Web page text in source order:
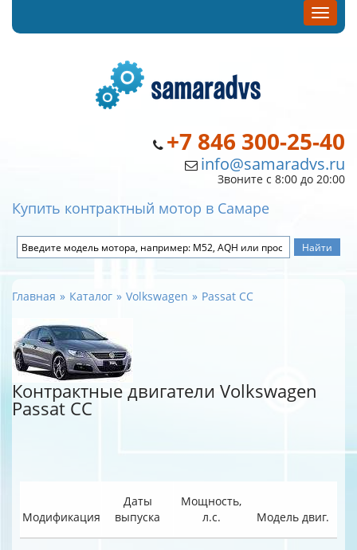
+7 846 300-25-40
info@samaradvs.ru
Звоните с 8:00 до 20:00
Купить контрактный мотор в Самаре
Главная Каталог Volkswagen Passat CC
Контрактные двигатели Volkswagen
Passat CC
Модификация
Даты
выпуска
Мощность,
л.с.
Модель двиг.